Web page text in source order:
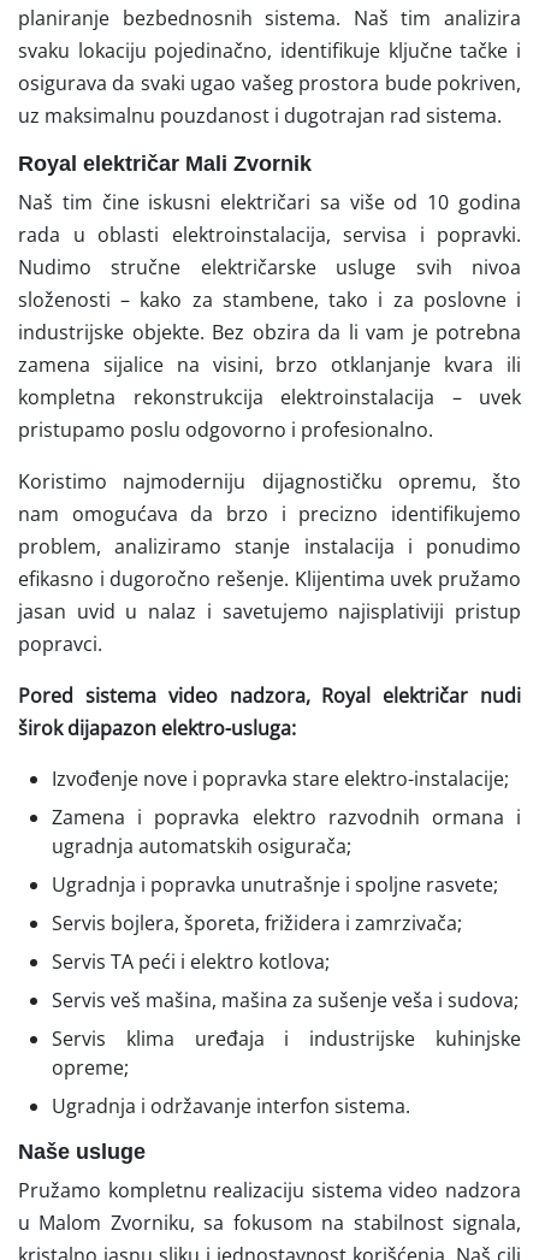
planiranje bezbednosnih sistema. Naš tim analizira
svaku lokaciju pojedinačno, identifikuje ključne tačke i
osigurava da svaki ugao vašeg prostora bude pokriven,
uz maksimalnu pouzdanost i dugotrajan rad sistema.
Royal električar Mali Zvornik
Naš tim čine iskusni električari sa više od 10 godina
rada u oblasti elektroinstalacija, servisa i popravki.
Nudimo stručne električarske usluge svih nivoa
složenosti – kako za stambene, tako i za poslovne i
industrijske objekte. Bez obzira da li vam je potrebna
zamena sijalice na visini, brzo otklanjanje kvara ili
kompletna rekonstrukcija elektroinstalacija – uvek
pristupamo poslu odgovorno i profesionalno.
Koristimo najmoderniju dijagnostičku opremu, što
nam omogućava da brzo i precizno identifikujemo
problem, analiziramo stanje instalacija i ponudimo
efikasno i dugoročno rešenje. Klijentima uvek pružamo
jasan uvid u nalaz i savetujemo najisplativiji pristup
popravci.
Pored sistema video nadzora, Royal električar nudi
širok dijapazon elektro-usluga:
Izvođenje nove i popravka stare elektro-instalacije;
Zamena i popravka elektro razvodnih ormana i
ugradnja automatskih osigurača;
Ugradnja i popravka unutrašnje i spoljne rasvete;
Servis bojlera, šporeta, frižidera i zamrzivača;
Servis TA peći i elektro kotlova;
Servis veš mašina, mašina za sušenje veša i sudova;
Servis klima uređaja i industrijske kuhinjske
opreme;
Ugradnja i održavanje interfon sistema.
Naše usluge
Pružamo kompletnu realizaciju sistema video nadzora
u Malom Zvorniku, sa fokusom na stabilnost signala,